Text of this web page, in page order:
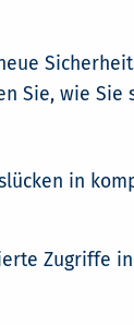
Sie, wie Sie
in
Zugriffe in